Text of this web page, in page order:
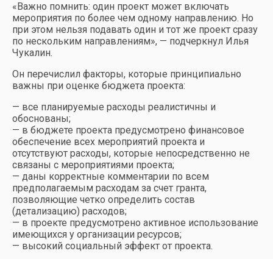
«Важно помнить: один проект может включать
мероприятия по более чем одному направлению. Но
при этом нельзя подавать один и тот же проект сразу
по нескольким направлениям», — подчеркнул Илья
Чукалин.
Он перечислил факторы, которые принципиально
важны при оценке бюджета проекта:
— все планируемые расходы реалистичны и
обоснованы;
— в бюджете проекта предусмотрено финансовое
обеспечение всех мероприятий проекта и
отсутствуют расходы, которые непосредственно не
связаны с мероприятиями проекта;
— даны корректные комментарии по всем
предполагаемым расходам за счет гранта,
позволяющие четко определить состав
(детализацию) расходов;
— в проекте предусмотрено активное использование
имеющихся у организации ресурсов;
— высокий социальный эффект от проекта.